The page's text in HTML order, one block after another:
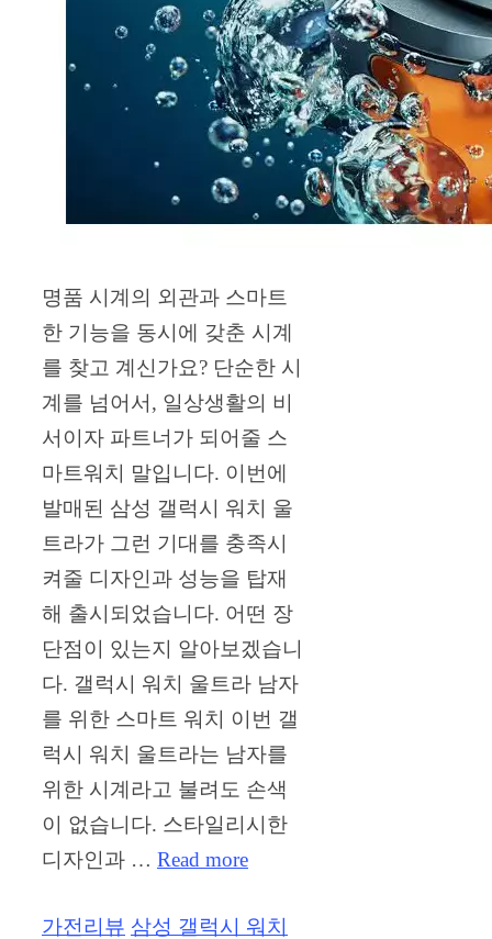
명품 시계의 외관과 스마트
한 기능을 동시에 갖춘 시계
를 찾고 계신가요? 단순한 시
계를 넘어서, 일상생활의 비
서이자 파트너가 되어줄 스
마트워치 말입니다. 이번에
발매된 삼성 갤럭시 워치 울
트라가 그런 기대를 충족시
켜줄 디자인과 성능을 탑재
해 출시되었습니다. 어떤 장
단점이 있는지 알아보겠습니
다. 갤럭시 워치 울트라 남자
를 위한 스마트 워치 이번 갤
럭시 워치 울트라는 남자를
위한 시계라고 불려도 손색
이 없습니다. 스타일리시한
디자인과 … Read more
Categories
가전리뷰 Tags
삼성 갤럭시 워치